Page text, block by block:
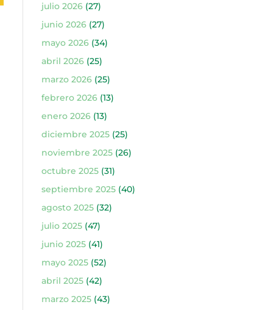
julio 2026(27)
junio 2026(27)
mayo 2026(34)
abril 2026(25)
marzo 2026(25)
febrero 2026(13)
enero 2026(13)
diciembre 2025(25)
noviembre 2025(26)
octubre 2025(31)
septiembre 2025(40)
agosto 2025(32)
julio 2025(47)
junio 2025(41)
mayo 2025(52)
abril 2025(42)
marzo 2025(43)